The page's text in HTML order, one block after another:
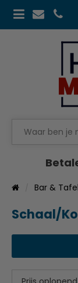
Bar & Tafel
Schaal/